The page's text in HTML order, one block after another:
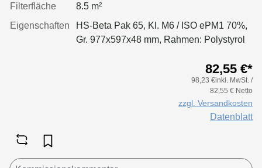
Filterfläche
8.5 m²
Eigenschaften
HS-Beta Pak 65, Kl. M6 / ISO ePM1 70%,
Gr. 977x597x48 mm, Rahmen: Polystyrol
82,55 €*
98,23 €inkl. MwSt. /
82,55 € Netto
zzgl. Versandkosten
Datenblatt